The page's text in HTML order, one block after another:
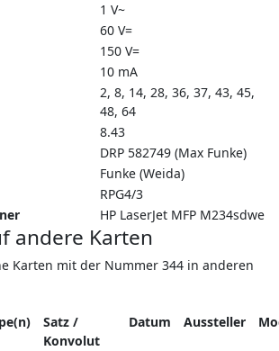
1 V~
60 V=
150 V=
10 mA
2, 8, 14, 28, 36, 37, 43, 45,
48, 64
8.43
DRP 582749 (Max Funke)
Funke (Weida)
RPG4/3
HP LaserJet MFP M234sdwe
andere Karten
Karten mit der Nummer 344 in anderen
Satz /
Konvolut
Datum Aussteller